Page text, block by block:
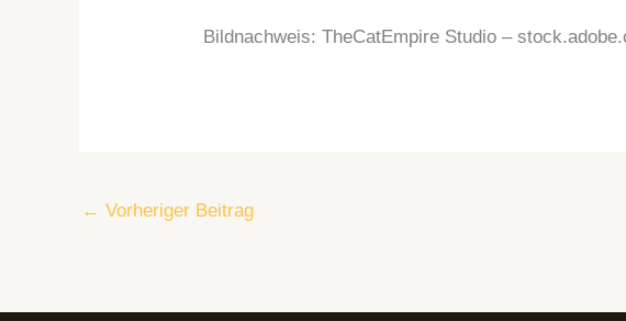
Bildnachweis: TheCatEmpire Studio –
← Vorheriger Beitrag